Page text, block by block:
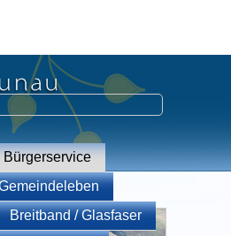
Bürgerservice
Breitband / Glasfaser